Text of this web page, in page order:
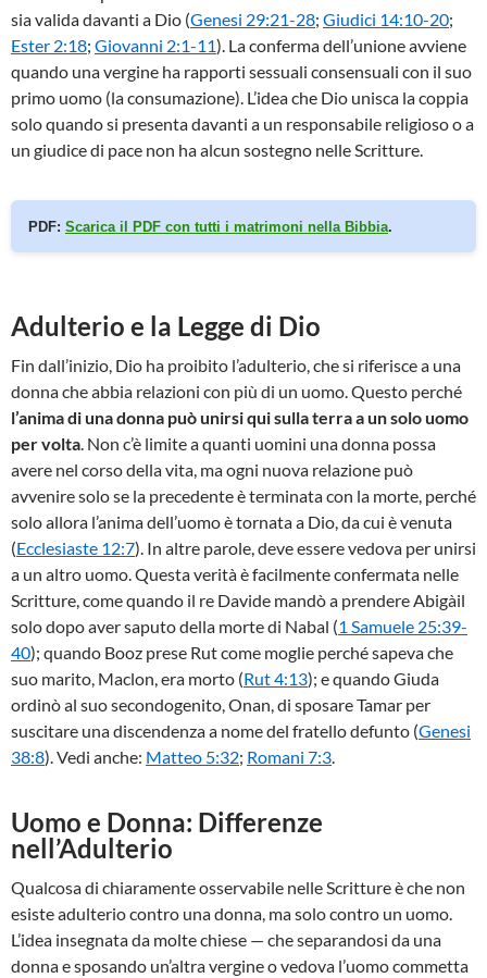
sia valida davanti a Dio (Genesi 29:21-28; Giudici 14:10-20;
Ester 2:18; Giovanni 2:1-11). La conferma dell’unione avviene
quando una vergine ha rapporti sessuali consensuali con il suo
primo uomo (la consumazione). L’idea che Dio unisca la coppia
solo quando si presenta davanti a un responsabile religioso o a
un giudice di pace non ha alcun sostegno nelle Scritture.
PDF: Scarica il PDF con tutti i matrimoni nella Bibbia.
Adulterio e la Legge di Dio
Fin dall’inizio, Dio ha proibito l’adulterio, che si riferisce a una
donna che abbia relazioni con più di un uomo. Questo perché
l’anima di una donna può unirsi qui sulla terra a un solo uomo
per volta. Non c’è limite a quanti uomini una donna possa
avere nel corso della vita, ma ogni nuova relazione può
avvenire solo se la precedente è terminata con la morte, perché
solo allora l’anima dell’uomo è tornata a Dio, da cui è venuta
(Ecclesiaste 12:7). In altre parole, deve essere vedova per unirsi
a un altro uomo. Questa verità è facilmente confermata nelle
Scritture, come quando il re Davide mandò a prendere Abigàil
solo dopo aver saputo della morte di Nabal (1 Samuele 25:39-
40); quando Booz prese Rut come moglie perché sapeva che
suo marito, Maclon, era morto (Rut 4:13); e quando Giuda
ordinò al suo secondogenito, Onan, di sposare Tamar per
suscitare una discendenza a nome del fratello defunto (Genesi
38:8). Vedi anche: Matteo 5:32; Romani 7:3.
Uomo e Donna: Differenze
nell’Adulterio
Qualcosa di chiaramente osservabile nelle Scritture è che non
esiste adulterio contro una donna, ma solo contro un uomo.
L’idea insegnata da molte chiese — che separandosi da una
donna e sposando un’altra vergine o vedova l’uomo commetta